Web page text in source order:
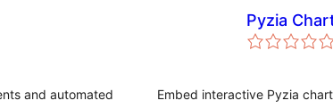
and automated
Pyzia
Embed interactive Pyzia